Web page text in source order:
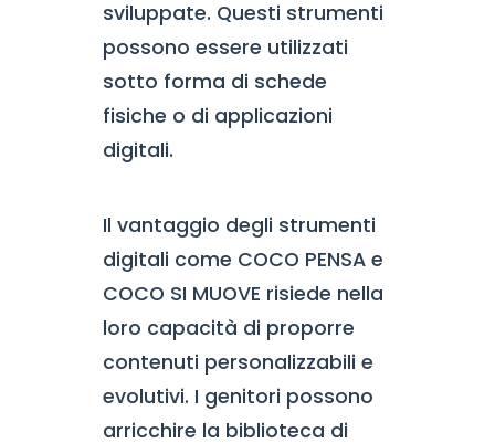
sviluppate. Questi strumenti
possono essere utilizzati
sotto forma di schede
fisiche o di applicazioni
digitali.
Il vantaggio degli strumenti
digitali come COCO PENSA e
COCO SI MUOVE risiede nella
loro capacità di proporre
contenuti personalizzabili e
evolutivi. I genitori possono
arricchire la biblioteca di